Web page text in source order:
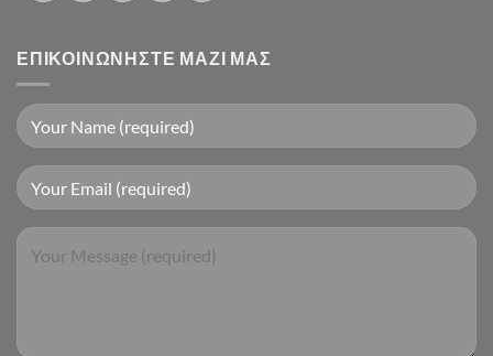
ΕΠΙΚΟΙΝΩΝΉΣΤΕ ΜΑΖΊ ΜΑΣ